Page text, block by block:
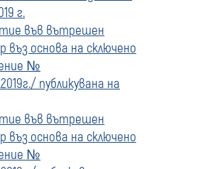
г.
във вътрешен
въз основа на сключено
№
публикувана на
във вътрешен
въз основа на сключено
№